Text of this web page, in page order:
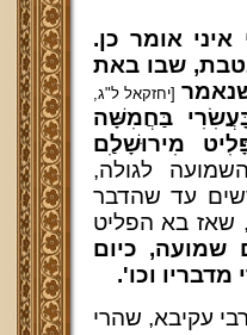
איני אומר כן.
שבו באת
[יחזקאל ל"ג,
בַּחֲמִשָּׁה
מִירוּשָׁלִַם
לגולה,
עד שהדבר
שאז בא הפליט
שמועה, כיום
מדבריו וכו'.
עקיבא, שהרי